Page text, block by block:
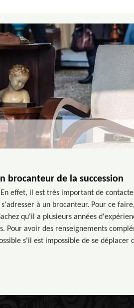
brocanteur de la succession
effet, il est très important de
à un brocanteur. Pour ce
qu'il a plusieurs années
Pour avoir des renseignements
s'il est impossible de se déplacer